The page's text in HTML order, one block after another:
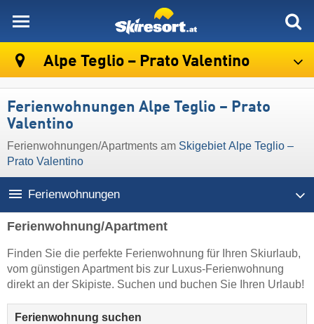
Alpe Teglio – Prato Valentino
Ferienwohnungen Alpe Teglio – Prato
Valentino
Ferienwohnungen/Apartments am Skigebiet Alpe Teglio –
Prato Valentino
Ferienwohnungen
Ferienwohnung/Apartment
Finden Sie die perfekte Ferienwohnung für Ihren Skiurlaub,
vom günstigen Apartment bis zur Luxus-Ferienwohnung
direkt an der Skipiste. Suchen und buchen Sie Ihren Urlaub!
Ferienwohnung suchen